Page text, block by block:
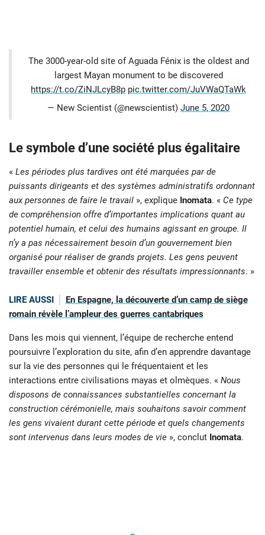
The 3000-year-old site of Aguada Fénix is the oldest and
largest Mayan monument to be discovered
https://t.co/ZiNJLcyB8p pic.twitter.com/JuVWaQTaWk
— New Scientist (@newscientist) June 5, 2020
Le symbole d’une société plus égalitaire
« Les périodes plus tardives ont été marquées par de
puissants dirigeants et des systèmes administratifs ordonnant
aux personnes de faire le travail », explique Inomata. « Ce type
de compréhension offre d’importantes implications quant au
potentiel humain, et celui des humains agissant en groupe. Il
n’y a pas nécessairement besoin d’un gouvernement bien
organisé pour réaliser de grands projets. Les gens peuvent
travailler ensemble et obtenir des résultats impressionnants. »
LIRE AUSSI
En Espagne, la découverte d’un camp de siège
romain révèle l’ampleur des guerres cantabriques
Dans les mois qui viennent, l’équipe de recherche entend
poursuivre l’exploration du site, afin d’en apprendre davantage
sur la vie des personnes qui le fréquentaient et les
interactions entre civilisations mayas et olmèques. « Nous
disposons de connaissances substantielles concernant la
construction cérémonielle, mais souhaitons savoir comment
les gens vivaient durant cette période et quels changements
sont intervenus dans leurs modes de vie », conclut Inomata.